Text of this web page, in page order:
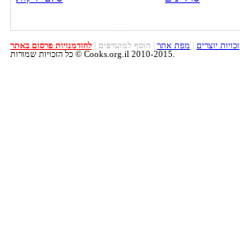
זכויות יוצרים מפת אתר הוסף למועדפים
להזדמנויות פרסום באתר
כל הזכויות שמורות © Cooks.org.il 2010-2015.